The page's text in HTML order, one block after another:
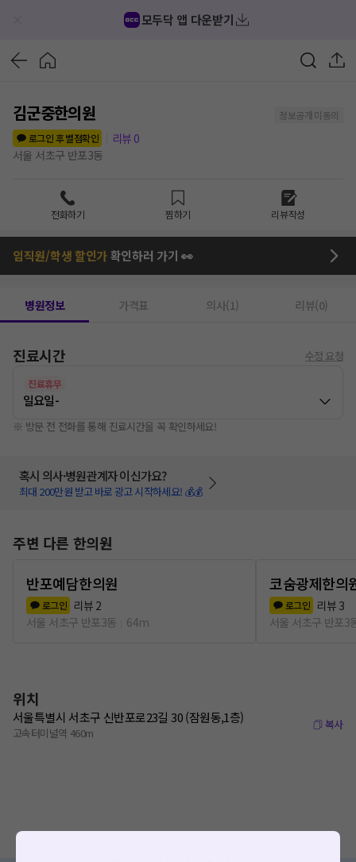
모두닥 앱 다운받기
김군중한의원
정보공개 미동의
로그인 후 별점확인
리뷰 0
서울 서초구 반포3동
전화하기 찜하기 리뷰작성
임직원/학생 할인가확인하러 가기 👀
병원정보 가격표 의사(1) 리뷰(0)
진료시간 수정 요청
진료휴무
일요일-
※ 방문 전 전화를 통해 진료시간을 꼭 확인하세요!
혹시 의사·병원관계자 이신가요?
최대 200만원 받고 바로 광고 시작하세요! 💰💰
주변 다른 한의원
반포예담한의원
로그인 리뷰 2
서울 서초구 반포3동
64m
코숨광제한의
로그인 리뷰 3
서울 서초구 반포3
위치
서울특별시 서초구 신반포로23길 30 (잠원동,1층)
고속터미널역 460m
복사